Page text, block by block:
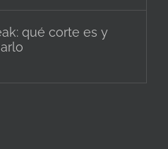
qué corte es y